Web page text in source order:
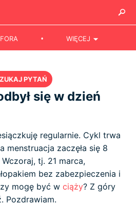
FORA WIĘCEJ
PYTAŃ
się w dzień
regularnie. Cykl trwa
menstruacja zaczęła się 8
Wczoraj, tj. 21 marca,
bez zabezpieczenia i
mogę być w ciąży? Z góry
Pozdrawiam.